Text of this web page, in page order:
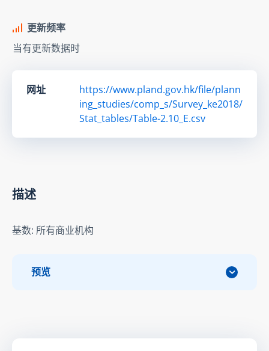
更新频率
当有更新数据时
网址
https://www.pland.gov.hk/file/plann
ing_studies/comp_s/Survey_ke2018/
Stat_tables/Table-2.10_E.csv
描述
基数: 所有商业机构
预览